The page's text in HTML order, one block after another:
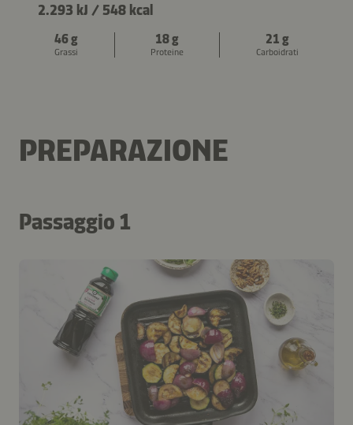
2.293 kJ / 548 kcal
46 g
Grassi
18 g
Proteine
21 g
Carboidrati
PREPARAZIONE
Passaggio 1